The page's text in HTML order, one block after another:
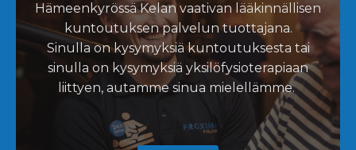
Hämeenkyrössä Kelan vaativan lääkinnällisen
kuntoutuksen palvelun tuottajana.
Sinulla on kysymyksiä kuntoutuksesta tai
sinulla on kysymyksiä yksilöfysioterapiaan
liittyen, autamme sinua mielellämme.